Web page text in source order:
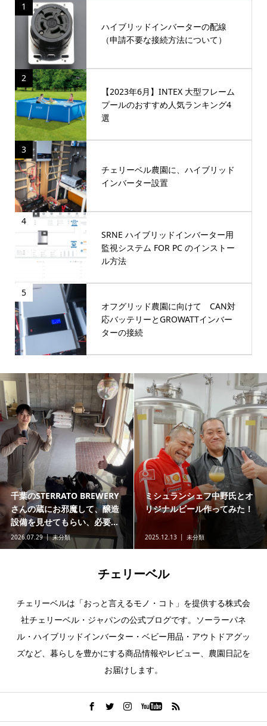
1
ハイブリッドインバーターの配線
（申請不要な接続方法について）
2
【2023年6月】INTEX 大型フレーム
プールのおすすめ人気ランキング4
選
3
チェリーベル農園に、ハイブリッド
インバーター設置
4
SRNE ハイブリッドインバーター用
監視システム FOR PC のインストー
ル方法
5
オフグリッド農園に向けて CAN対
応バッテリーとGROWATTインバー
ターの接続
千葉のSTERRATO BREWERY
さんの蔵にお邪魔して、醸造
設備を見せてもらい、必要...
2026.07.29 未分類
ミシュランシェフ中野氏とオ
リジナルビール作ってみた！
2025.12.13 未分類
チェリーベル
チェリーベルは「おっと言えるモノ・コト」を提供する株式会
社チェリーベル・ジャパンの公式ブログです。ソーラーパネ
ル・ハイブリッドインバーター・ベビー用品・アウトドアグッ
ズなど、暮らしを豊かにする商品情報やレビュー、農園日記を
お届けします。